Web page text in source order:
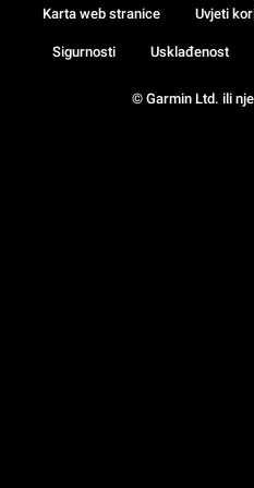
© Garmin Ltd. ili
Karta web stranice Uvjeti
Sigurnosti Usklađenost